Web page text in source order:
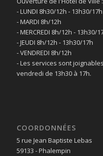
- LUNDI 8h30/12h - 13h30/17h
- MARDI 8h/12h
- MERCREDI 8h/12h - 13h30/
- JEUDI 8h/12h - 13h30/17h
- VENDREDI 8h/12h
- Les services sont
vendredi de 13h30 à 17h.
COORDONNÉES
5 rue Jean Baptiste Lebas
59133 - Phalempin